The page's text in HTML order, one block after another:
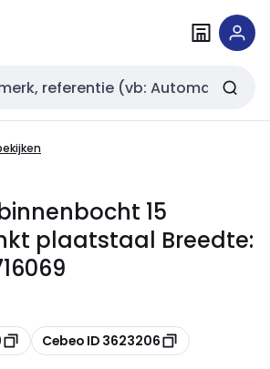
15
plaatstaal Breedte:
Kopiëren
Cebeo ID 3623206